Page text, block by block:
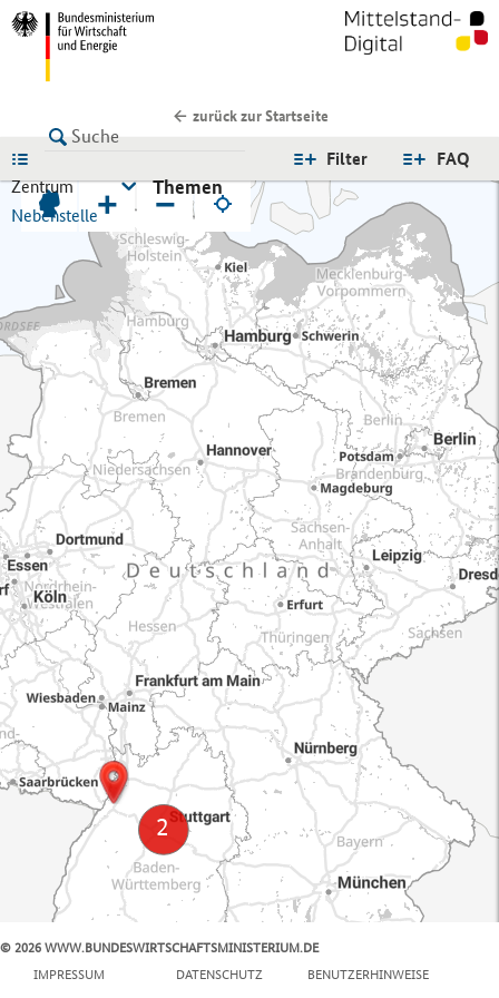
zurück zur Startseite
FAQ
Filter
Zentrum
Nebenstelle
Themen
+ −
© 2026 WWW.BUNDESWIRTSCHAFTSMINISTERIUM.DE
IMPRESSUM
DATENSCHUTZ BENUTZERHINWEISE